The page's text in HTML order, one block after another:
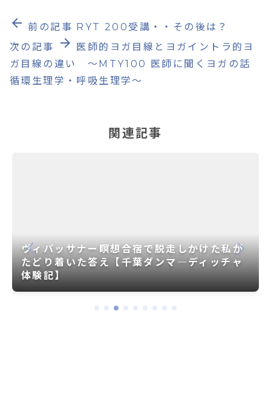
arrow_back 前の記事 RYT 200受講・・その後は？
次の記事
arrow_forward 医師的ヨガ目線とヨガイントラ的ヨ
ガ目線の違い 〜MTY100 医師に聞くヨガの話
循環生理学・呼吸生理学〜
関連記事
ヴィパッサナー瞑想合宿で脱走しかけた私が
たどり着いた答え【千葉ダンマ―ディッチャ
体験記】